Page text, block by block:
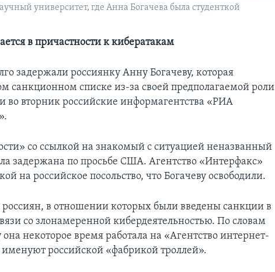
университет, где Анна Богачева была студенткой
в причастности к кибератакам
задержали россиянку Анну Богачеву, которая
санкционном списке из-за своей предполагаемой роли
во вторник российские информагентства «РИА
со ссылкой на знакомый с ситуацией неназванный
задержана по просьбе США. Агентство «Интерфакс»
на российское посольство, что Богачеву освободили.
россиян, в отношении которых были введены санкции в
со злонамеренной кибердеятельностью. По словам
некоторое время работала на «Агентство интернет-
именуют российской «фабрикой троллей».